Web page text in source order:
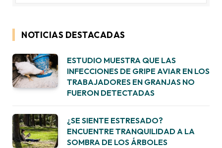
NOTICIAS DESTACADAS
ESTUDIO MUESTRA QUE LAS
INFECCIONES DE GRIPE AVIAR EN LOS
TRABAJADORES EN GRANJAS NO
FUERON DETECTADAS
¿SE SIENTE ESTRESADO?
ENCUENTRE TRANQUILIDAD A LA
SOMBRA DE LOS ÁRBOLES